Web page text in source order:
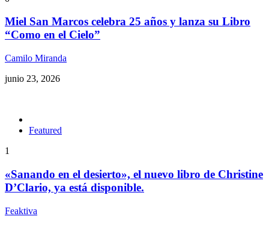
Miel San Marcos celebra 25 años y lanza su Libro
“Como en el Cielo”
Camilo Miranda
junio 23, 2026
Featured
1
«Sanando en el desierto», el nuevo libro de Christine
D’Clario, ya está disponible.
Feaktiva